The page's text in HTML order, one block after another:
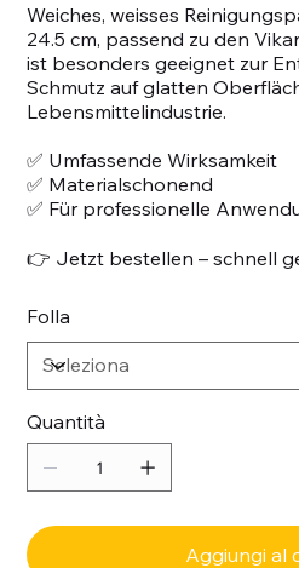
Weiches, weisses
24.5 cm, passend zu den
ist besonders geeignet zur
Schmutz auf glatten
Lebensmittelindustrie.
✅ Umfassende Wirksamkeit
✅ Materialschonend
✅ Für professionelle
👉 Jetzt bestellen – schnell
Folla
Quantità
Aggiungi al